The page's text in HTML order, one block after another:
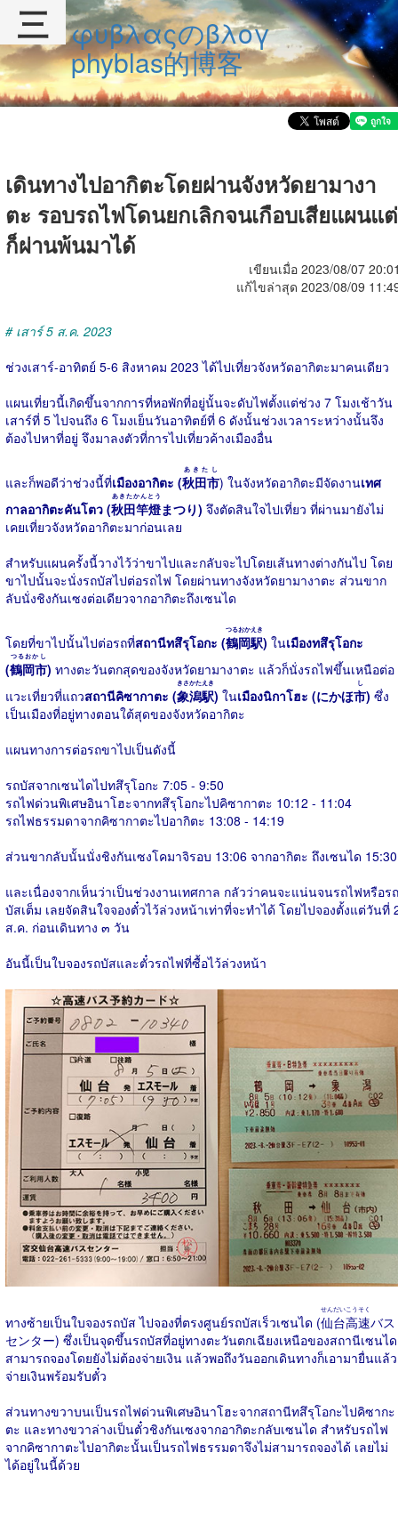
φυβλαςのβλογ
phyblas的博客
เดินทางไปอากิตะโดยผ่านจังหวัดยามางา
ตะ รอบรถไฟโดนยกเลิกจนเกือบเสียแผนแต่
ก็ผ่านพ้นมาได้
เขียนเมื่อ 2023/08/07
แก้ไขล่าสุด 2023/08/09
# เสาร์ 5 ส.ค. 2023
ช่วงเสาร์-อาทิตย์ 5-6 สิงหาคม 2023 ได้ไปเที่ยวจังหวัดอากิตะมาคนเดียว
แผนเที่ยวนี้เกิดขึ้นจากการที่หอพักที่อยู่นั้นจะดับไฟตั้งแต่ช่วง 7 โมงเช้าวัน
เสาร์ที่ 5 ไปจนถึง 6 โมงเย็นวันอาทิตย์ที่ 6 ดังนั้นช่วงเวลาระหว่างนั้นจึง
ต้องไปหาที่อยู่ จึงมาลงตัวที่การไปเที่ยวค้างเมืองอื่น
และก็พอดีว่าช่วงนี้ที่เมืองอากิตะ (秋田市
あきたし
) ในจังหวัดอากิตะมีจัดงานเทศ
กาลอากิตะคันโตว (秋田竿燈
あきたかんとう
まつり) จึงตัดสินใจไปเที่ยว ที่ผ่านมายังไม่
เคยเที่ยวจังหวัดอากิตะมาก่อนเลย
สำหรับแผนครั้งนี้วางไว้ว่าขาไปและกลับจะไปโดยเส้นทางต่างกันไป โดย
ขาไปนั้นจะนั่งรถบัสไปต่อรถไฟ โดยผ่านทางจังหวัดยามางาตะ ส่วนขาก
ลับนั่งชิงกันเซงต่อเดียวจากอากิตะถึงเซนได
โดยที่ขาไปนั้นไปต่อรถที่สถานีทสึรุโอกะ (鶴岡駅
つるおかえき
) ในเมืองทสึรุโอกะ
(鶴岡市
つるおかし
) ทางตะวันตกสุดของจังหวัดยามางาตะ แล้วก็นั่งรถไฟขึ้นเหนือต่อ
แวะเที่ยวที่แถวสถานีคิซากาตะ (象潟駅
きさかたえき
) ในเมืองนิกาโฮะ (にかほ市
し
) ซึ่ง
เป็นเมืองที่อยู่ทางตอนใต้สุดของจังหวัดอากิตะ
แผนทางการต่อรถขาไปเป็นดังนี้
รถบัสจากเซนไดไปทสึรุโอกะ 7:05 - 9:50
รถไฟด่วนพิเศษอินาโฮะจากทสึรุโอกะไปคิซากาตะ 10:12 - 11:04
รถไฟธรรมดาจากคิซากาตะไปอากิตะ 13:08 - 14:19
ส่วนขากลับนั้นนั่งชิงกันเซงโคมาจิรอบ 13:06 จากอากิตะ ถึงเซนได 15:30
และเนื่องจากเห็นว่าเป็นช่วงงานเทศกาล กลัวว่าคนจะแน่นจนรถไฟหรือรถ
บัสเต็ม เลยจัดสินใจจองตั๋วไว้ล่วงหน้าเท่าที่จะทำได้ โดยไปจองตั้งแต่วันที่
ส.ค. ก่อนเดินทาง ๓ วัน
อันนี้เป็นใบจองรถบัสและตั๋วรถไฟที่ซื้อไว้ล่วงหน้า
ทางซ้ายเป็นใบจองรถบัส ไปจองที่ตรงศูนย์รถบัสเร็วเซนได (仙台高速
せんだいこうそく
バス
センター) ซึ่งเป็นจุดขึ้นรถบัสที่อยู่ทางตะวันตกเฉียงเหนือของสถานีเซนได
สามารถจองโดยยังไม่ต้องจ่ายเงิน แล้วพอถึงวันออกเดินทางก็เอามายื่นแล้ว
จ่ายเงินพร้อมรับตั๋ว
ส่วนทางขวาบนเป็นรถไฟด่วนพิเศษอินาโฮะจากสถานีทสึรุโอกะไปคิซากะ
ตะ และทางขวาล่างเป็นตั๋วชิงกันเซงจากอากิตะกลับเซนได สำหรับรถไฟ
จากคิซากาตะไปอากิตะนั้นเป็นรถไฟธรรมดาจึงไม่สามารถจองได้ เลยไม่
ได้อยู่ในนี้ด้วย
三